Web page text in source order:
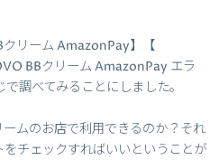
クリーム AmazonPay】【
BBクリーム AmazonPay エラ
調べてみることにしました。
ムのお店で利用できるのか？それ
チェックすればいいということが